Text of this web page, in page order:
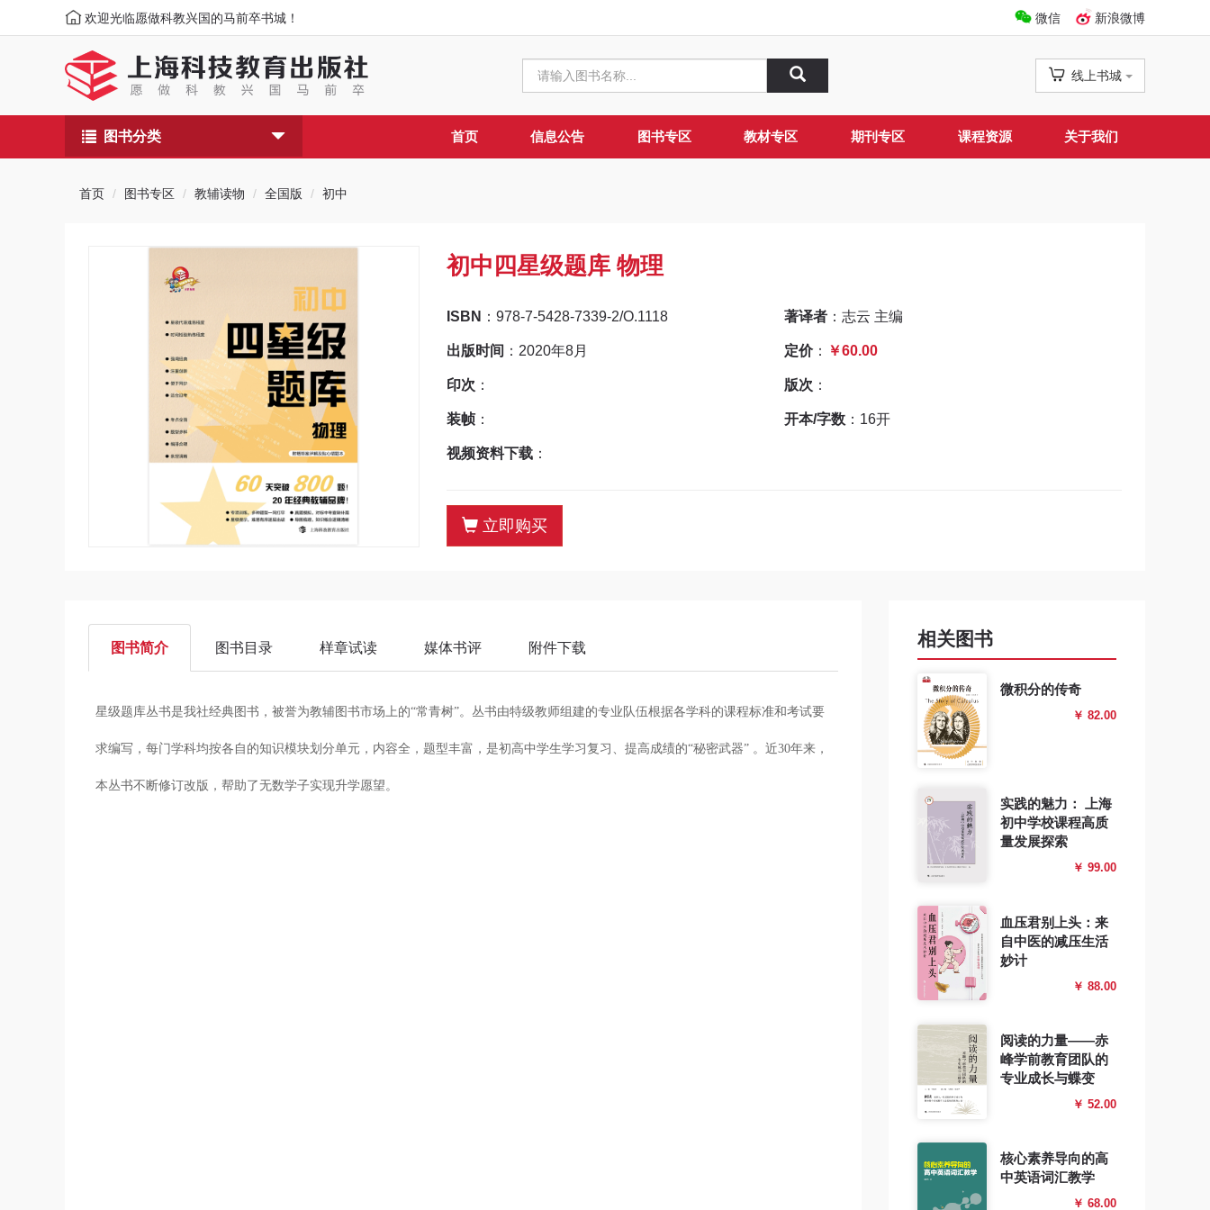
欢迎光临愿做科教兴国的马前卒书城！ 新浪微博
微信
线上书城
图书分类 首页 信息公告 图书专区 教材专区 期刊专区 课程资源 关于我们
首页 图书专区 教辅读物 全国版 初中
初中四星级题库 物理
ISBN ：978-7-5428-7339-2/O.1118 著译者：志云 主编
出版时间 ：2020年8月 定价： ￥60.00
印次 ： 版次 ：
装帧： 开本/字数：16开
视频资料下载：
立即购买
图书简介 图书目录 样章试读 媒体书评 附件下载
星级题库丛书是我社经典图书，被誉为教辅图书市场上的“常青树”。丛书由特级教师组建的专业队伍根据各学科的课程标准和考试要
求编写，每门学科均按各自的知识模块划分单元，内容全，题型丰富，是初高中学生学习复习、提高成绩的“秘密武器” 。近30年来，
本丛书不断修订改版，帮助了无数学子实现升学愿望。
相关图书
微积分的传奇
￥ 82.00
实践的魅力： 上海
初中学校课程高质
量发展探索
￥ 99.00
血压君别上头：来
自中医的减压生活
妙计
￥ 88.00
阅读的力量——赤
峰学前教育团队的
专业成长与蝶变
￥ 52.00
核心素养导向的高
中英语词汇教学
￥ 68.00